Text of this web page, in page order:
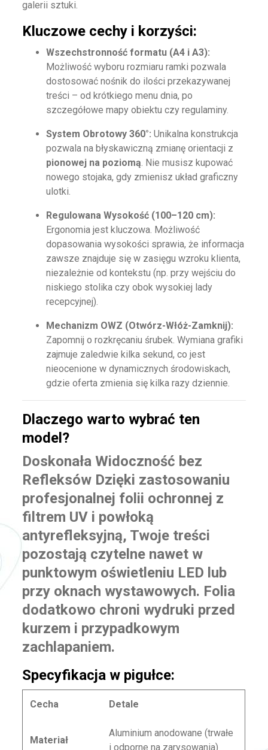
galerii sztuki.
Kluczowe cechy i korzyści:
Wszechstronność formatu (A4 i A3):
Możliwość wyboru rozmiaru ramki pozwala
dostosować nośnik do ilości przekazywanej
treści – od krótkiego menu dnia, po
szczegółowe mapy obiektu czy regulaminy.
System Obrotowy 360°: Unikalna konstrukcja
pozwala na błyskawiczną zmianę orientacji z
pionowej na poziomą. Nie musisz kupować
nowego stojaka, gdy zmienisz układ graficzny
ulotki.
Regulowana Wysokość (100–120 cm):
Ergonomia jest kluczowa. Możliwość
dopasowania wysokości sprawia, że informacja
zawsze znajduje się w zasięgu wzroku klienta,
niezależnie od kontekstu (np. przy wejściu do
niskiego stolika czy obok wysokiej lady
recepcyjnej).
Mechanizm OWZ (Otwórz-Włóż-Zamknij):
Zapomnij o rozkręcaniu śrubek. Wymiana grafiki
zajmuje zaledwie kilka sekund, co jest
nieocenione w dynamicznych środowiskach,
gdzie oferta zmienia się kilka razy dziennie.
Dlaczego warto wybrać ten
model?
Doskonała Widoczność bez
Refleksów Dzięki zastosowaniu
profesjonalnej folii ochronnej z
filtrem UV i powłoką
antyrefleksyjną, Twoje treści
pozostają czytelne nawet w
punktowym oświetleniu LED lub
przy oknach wystawowych. Folia
dodatkowo chroni wydruki przed
kurzem i przypadkowym
zachlapaniem.
Specyfikacja w pigułce:
Cecha Detale
Materiał
Aluminium anodowane (trwałe
i odporne na zarysowania)